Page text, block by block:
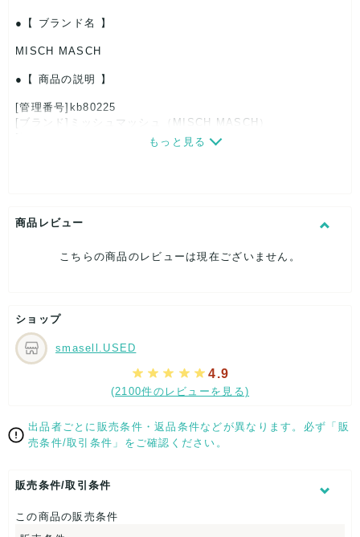
【 ブランド名 】
MISCH MASCH
【 商品の説明 】
[管理番号]kb80225
[ブランド]ミッシュマッシュ（MISCH MASCH）
目立った傷や汚れなし
特記する程のダメージはなく、状態良好なお品になります。
【 サイズ・容量 】
W約20cm x H約9cmx D約2cm
もっと見る
商品レビュー
こちらの商品のレビューは現在ございません。
ショップ
smasell.USED
4.9
(2100件のレビューを見る)
出品者ごとに販売条件・返品条件などが異なります。必ず「販
売条件/取引条件」をご確認ください。
販売条件/取引条件
この商品の販売条件